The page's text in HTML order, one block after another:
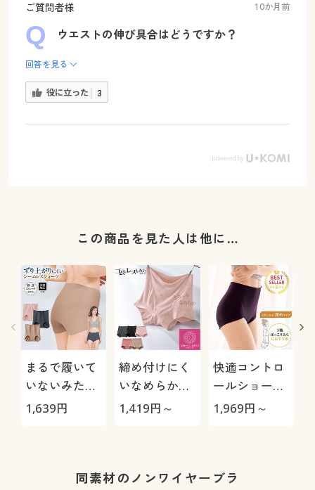
ご質問者様 10か月前
ウエストの伸び具合はどうですか？
回答を見る
役に立った 3
この商品を見た人は他に…
まるで履いて
いないみたい
包み込むシー
1,639円
締め付けにく
いなめらかな
はき心地のシ
1,419円～
快適コントロ
ールショーツ/
下腹を心地よ
1,969円～
同素材のノンワイヤーブラ